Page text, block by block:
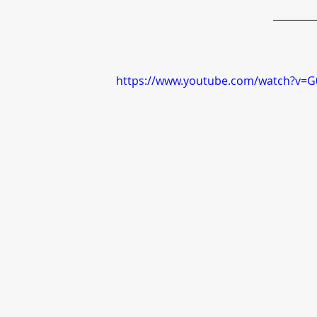
https://www.youtube.com/